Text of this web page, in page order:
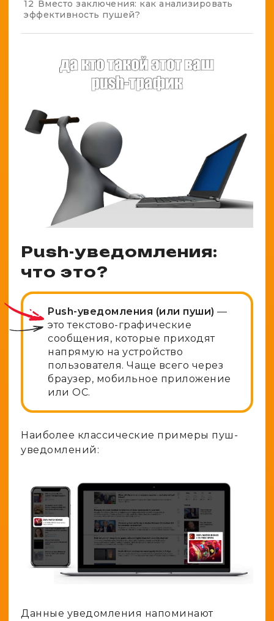
12 Вместо заключения: как анализировать
эффективность пушей?
Push-уведомления:
что это?
Push-уведомления (или пуши) —
это текстово-графические
сообщения, которые приходят
напрямую на устройство
пользователя. Чаще всего через
браузер, мобильное приложение
или ОС.
Наиболее классические примеры пуш-
уведомлений:
Данные уведомления напоминают